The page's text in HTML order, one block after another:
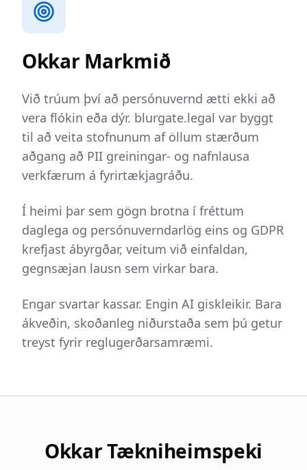
Okkar Markmið
Við trúum því að persónuvernd ætti ekki að
vera flókin eða dýr. blurgate.legal var byggt
til að veita stofnunum af öllum stærðum
aðgang að PII greiningar- og nafnlausa
verkfærum á fyrirtækjagráðu.
Í heimi þar sem gögn brotna í fréttum
daglega og persónuverndarlög eins og GDPR
krefjast ábyrgðar, veitum við einfaldan,
gegnsæjan lausn sem virkar bara.
Engar svartar kassar. Engin AI giskleikir. Bara
ákveðin, skoðanleg niðurstaða sem þú getur
treyst fyrir reglugerðarsamræmi.
Okkar Tækniheimspeki